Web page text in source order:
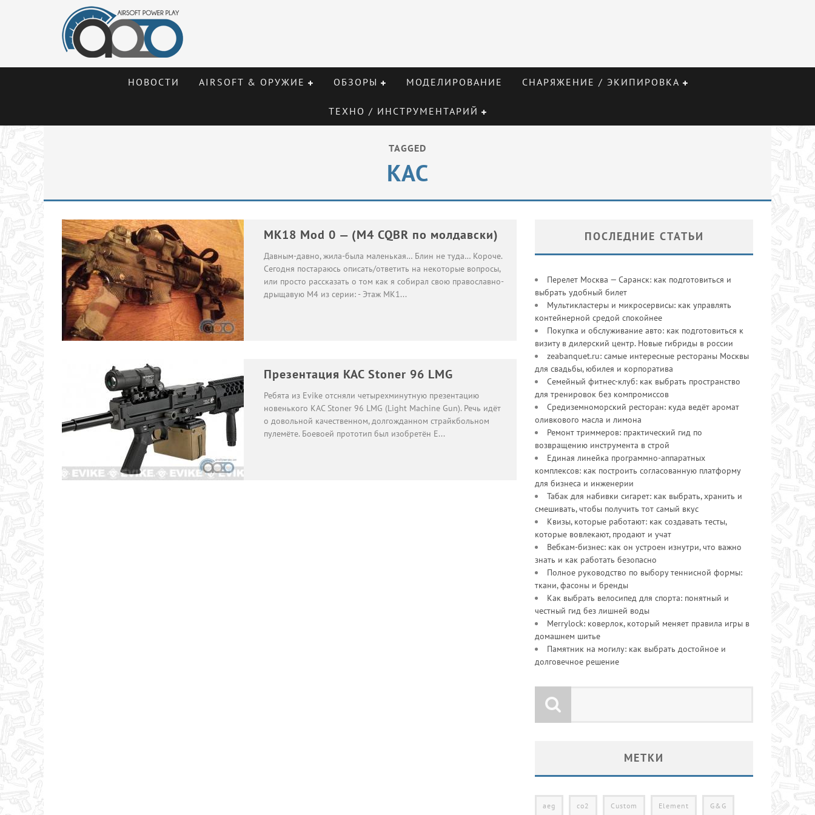
НОВОСТИ AIRSOFT & ОРУЖИЕ ОБЗОРЫ МОДЕЛИРОВАНИЕ СНАРЯЖЕНИЕ / ЭКИПИРОВКА
ТЕХНО / ИНСТРУМЕНТАРИЙ
TAGGED
KAC
MK18 Mod 0 — (M4 CQBR по молдавски)
Давным-давно, жила-была маленькая… Блин не туда… Короче.
Сегодня постараюсь описать/ответить на некоторые вопросы,
или просто рассказать о том как я собирал свою православно-
дрыщавую М4 из серии: - Этаж MK1...
Презентация KAC Stoner 96 LMG
Ребята из Evike отсняли четырехминутную презентацию
новенького KAC Stoner 96 LMG (Light Machine Gun). Речь идёт
о довольной качественном, долгожданном страйкбольном
пулемёте. Боевоей прототип был изобретён Е...
ПОСЛЕДНИЕ СТАТЬИ
Перелет Москва — Саранск: как подготовиться и
выбрать удобный билет
Мультикластеры и микросервисы: как управлять
контейнерной средой спокойнее
Покупка и обслуживание авто: как подготовиться к
визиту в дилерский центр. Новые гибриды в россии
zeabanquet.ru: самые интересные рестораны Москвы
для свадьбы, юбилея и корпоратива
Семейный фитнес-клуб: как выбрать пространство
для тренировок без компромиссов
Средиземноморский ресторан: куда ведёт аромат
оливкового масла и лимона
Ремонт триммеров: практический гид по
возвращению инструмента в строй
Единая линейка программно-аппаратных
комплексов: как построить согласованную платформу
для бизнеса и инженерии
Табак для набивки сигарет: как выбрать, хранить и
смешивать, чтобы получить тот самый вкус
Квизы, которые работают: как создавать тесты,
которые вовлекают, продают и учат
Вебкам-бизнес: как он устроен изнутри, что важно
знать и как работать безопасно
Полное руководство по выбору теннисной формы:
ткани, фасоны и бренды
Как выбрать велосипед для спорта: понятный и
честный гид без лишней воды
Merrylock: коверлок, который меняет правила игры в
домашнем шитье
Памятник на могилу: как выбрать достойное и
долговечное решение
МЕТКИ
aeg co2 Custom Element G&G